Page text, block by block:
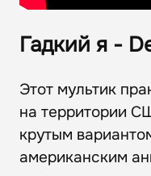
Гадкий я -
Этот мультик
на территории
крутым
американским